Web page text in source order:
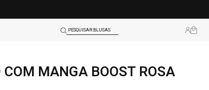
PESQUISAR:LEGGINGS
SHORTS
MANGA BOOST ROSA